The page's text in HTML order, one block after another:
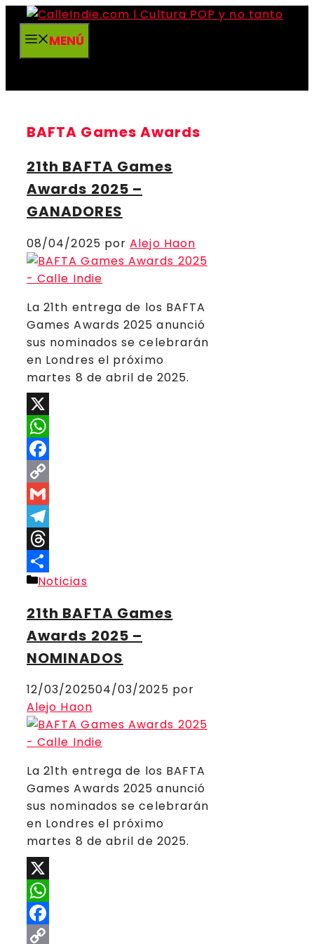
Saltar
contenidoMENÚ
BAFTA Games Awards
21th BAFTA Games
Awards 2025 –
GANADORES
08/04/2025 porAlejo Haon
La 21th entrega de los BAFTA
Games Awards 2025 anunció
sus nominados se celebrarán
en Londres el próximo
martes 8 de abril de 2025.
X
WhatsApp
Facebook
Copy
Link
Gmail
Telegram
Threads
Compartir
Categorías
Noticias
21th BAFTA Games
Awards 2025 –
NOMINADOS
12/03/202504/03/2025 por
Alejo Haon
La 21th entrega de los BAFTA
Games Awards 2025 anunció
sus nominados se celebrarán
en Londres el próximo
martes 8 de abril de 2025.
X
WhatsApp
Facebook